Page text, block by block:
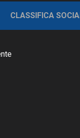
CLASSIFICA